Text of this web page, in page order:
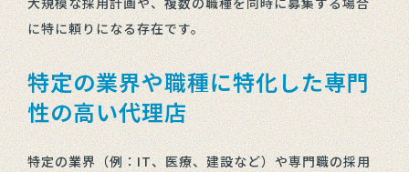
に特に頼りになる存在です。
特定の業界や職種に特化した専門
性の高い代理店
特定の業界（例：IT、医療、建設など）や専門職の採用